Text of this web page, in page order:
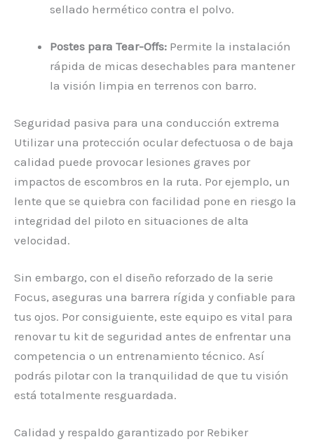
sellado hermético contra el polvo.
Postes para Tear-Offs: Permite la instalación
rápida de micas desechables para mantener
la visión limpia en terrenos con barro.
Seguridad pasiva para una conducción extrema
Utilizar una protección ocular defectuosa o de baja
calidad puede provocar lesiones graves por
impactos de escombros en la ruta. Por ejemplo, un
lente que se quiebra con facilidad pone en riesgo la
integridad del piloto en situaciones de alta
velocidad.
Sin embargo, con el diseño reforzado de la serie
Focus, aseguras una barrera rígida y confiable para
tus ojos. Por consiguiente, este equipo es vital para
renovar tu kit de seguridad antes de enfrentar una
competencia o un entrenamiento técnico. Así
podrás pilotar con la tranquilidad de que tu visión
está totalmente resguardada.
Calidad y respaldo garantizado por Rebiker